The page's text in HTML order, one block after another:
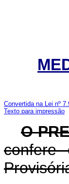
Convertida na Lei nº
Texto para impressão
O
confere